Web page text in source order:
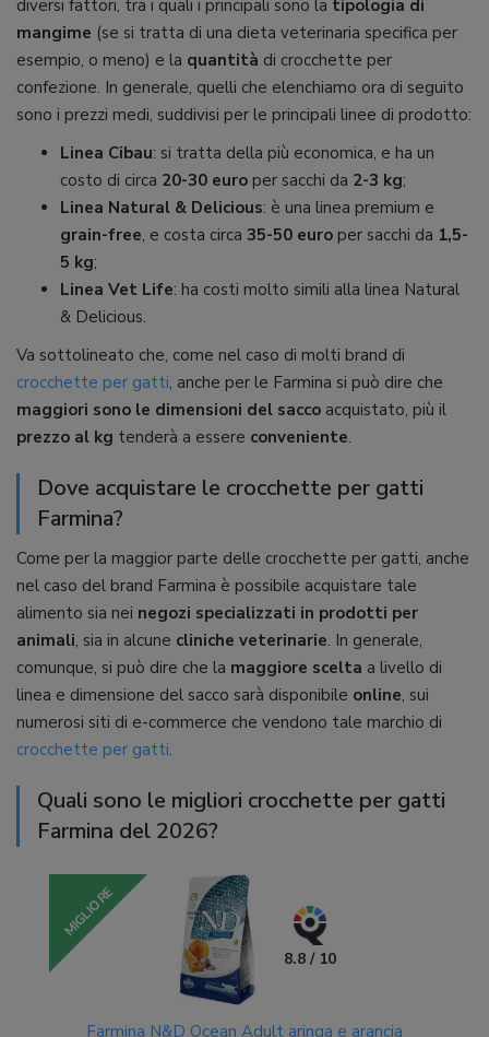
diversi fattori, tra i quali i principali sono la tipologia di
mangime (se si tratta di una dieta veterinaria specifica per
esempio, o meno) e la quantità di crocchette per
confezione. In generale, quelli che elenchiamo ora di seguito
sono i prezzi medi, suddivisi per le principali linee di prodotto:
Linea Cibau: si tratta della più economica, e ha un
costo di circa 20-30 euro per sacchi da 2-3 kg;
Linea Natural & Delicious: è una linea premium e
grain-free, e costa circa 35-50 euro per sacchi da 1,5-
5 kg;
Linea Vet Life: ha costi molto simili alla linea Natural
& Delicious.
Va sottolineato che, come nel caso di molti brand di
crocchette per gatti, anche per le Farmina si può dire che
maggiori sono le dimensioni del sacco acquistato, più il
prezzo al kg tenderà a essere conveniente.
Dove acquistare le crocchette per gatti
Farmina?
Come per la maggior parte delle crocchette per gatti, anche
nel caso del brand Farmina è possibile acquistare tale
alimento sia nei negozi specializzati in prodotti per
animali, sia in alcune cliniche veterinarie. In generale,
comunque, si può dire che la maggiore scelta a livello di
linea e dimensione del sacco sarà disponibile online, sui
numerosi siti di e-commerce che vendono tale marchio di
crocchette per gatti.
Quali sono le migliori crocchette per gatti
Farmina del 2026?
MIGLIORE
8.8 / 10
Farmina N&D Ocean Adult aringa e arancia